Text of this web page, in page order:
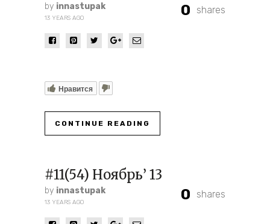
by innastupak
13 YEARS AGO 0 shares
Нравится
CONTINUE READING
#11(54) Ноябрь’ 13
by innastupak
13 YEARS AGO 0 shares